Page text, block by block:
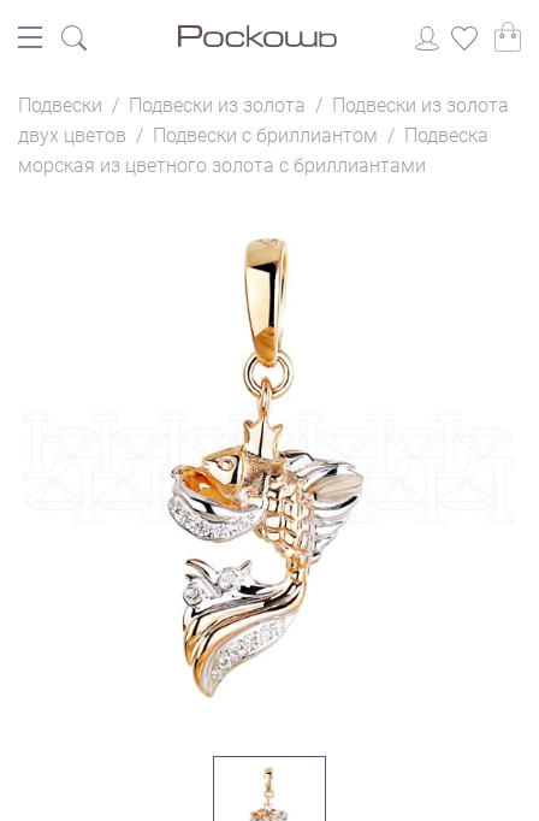
Подвески / Подвески из золота / Подвески из золота
двух цветов / Подвески с бриллиантом / Подвеска
морская из цветного золота с бриллиантами